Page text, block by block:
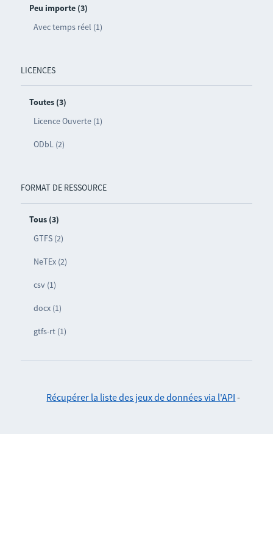
Peu importe (3)
Avec temps réel (1)
LICENCES
Toutes (3)
Licence Ouverte (1)
ODbL (2)
FORMAT DE RESSOURCE
Tous (3)
GTFS (2)
NeTEx (2)
csv (1)
docx (1)
gtfs-rt (1)
Récupérer la liste des jeux de données via l'API -